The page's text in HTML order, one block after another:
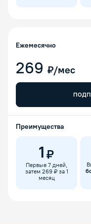
Ежемесячно
269 ₽/мес
Преимущества
1 ₽
Первые 7 дней,
затем 269 ₽ за 1
месяц